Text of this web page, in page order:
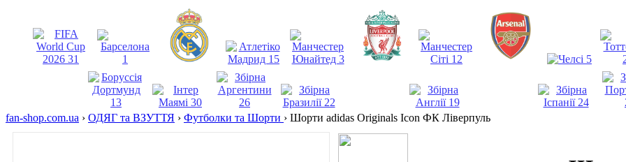
fan-shop.com.ua › ОДЯГ та ВЗУТТЯ › Футболки та Шорти › Шорти adidas Originals Icon ФК Ліверпуль